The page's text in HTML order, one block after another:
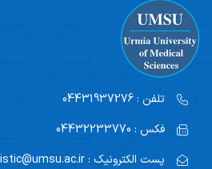
تلفن :
فکس : 04432233770
پست الکترونیک :